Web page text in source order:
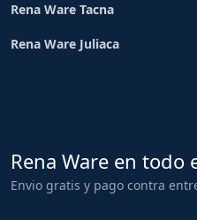
Rena Ware Tacna
Rena Ware Juliaca
Rena Ware en todo
Envio gratis y pago contra